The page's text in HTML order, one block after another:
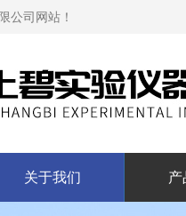
公司网站！
关于我们 产